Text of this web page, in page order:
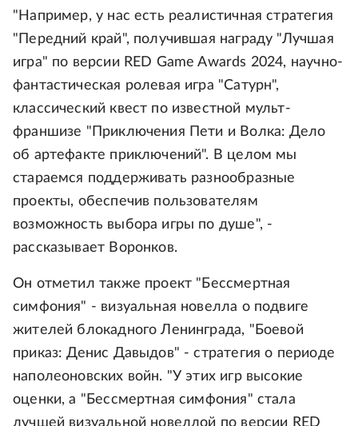
"Например, у нас есть реалистичная стратегия
"Передний край", получившая награду "Лучшая
игра" по версии RED Game Awards 2024, научно-
фантастическая ролевая игра "Сатурн",
классический квест по известной мульт-
франшизе "Приключения Пети и Волка: Дело
об артефакте приключений". В целом мы
стараемся поддерживать разнообразные
проекты, обеспечив пользователям
возможность выбора игры по душе", -
рассказывает Воронков.
Он отметил также проект "Бессмертная
симфония" - визуальная новелла о подвиге
жителей блокадного Ленинграда, "Боевой
приказ: Денис Давыдов" - стратегия о периоде
наполеоновских войн. "У этих игр высокие
оценки, а "Бессмертная симфония" стала
лучшей визуальной новеллой по версии RED